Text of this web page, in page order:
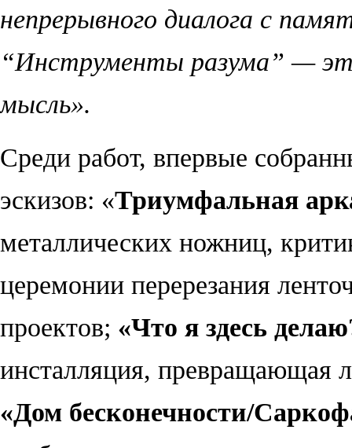
непрерывного диалога с
“Инструменты разума” —
мысль».
Среди работ, впервые
эскизов: «Триумфальная
металлических ножниц,
церемонии перерезания
проектов; «Что я здесь делаю
инсталляция, превращающая
«Дом бесконечности/